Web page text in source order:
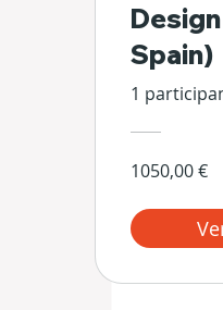
Spain)
1
1050,00 €